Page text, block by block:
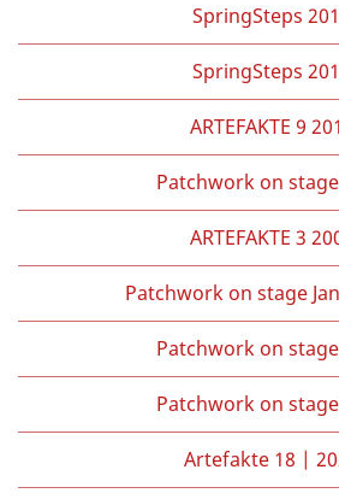
SpringSteps
SpringSteps
ARTEFAKTE 9
Patchwork on
ARTEFAKTE 3
Patchwork on stage
Patchwork on
Patchwork on
Artefakte 18 |